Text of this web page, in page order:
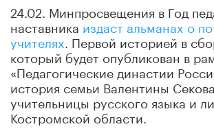
24.02. Минпросвещения в Год
наставникаиздаст альманах о
учителях . Первой историей в
который будет опубликован в
«Педагогические династии
история семьи Валентины
учительницы русского языка и
Костромской области.